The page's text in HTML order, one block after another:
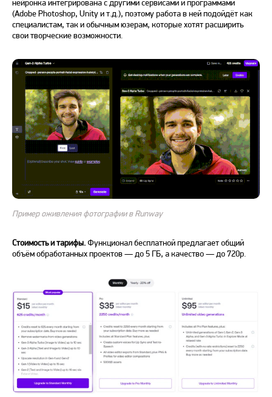
нейронка интегрирована с другими сервисами и программами
(Adobe Photoshop, Unity и т.д.), поэтому работа в ней подойдёт как
специалистам, так и обычным юзерам, которые хотят расширить
свои творческие возможности.
Пример оживления фотографии в Runway
Стоимость и тарифы.Функционалбесплатной предлагает общий
объём обработанных проектов — до 5 ГБ, а качество — до 720р.